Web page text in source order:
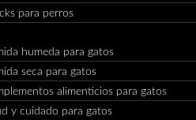
para perros
humeda para gatos
seca para gatos
alimenticios para gatos
y cuidado para gatos